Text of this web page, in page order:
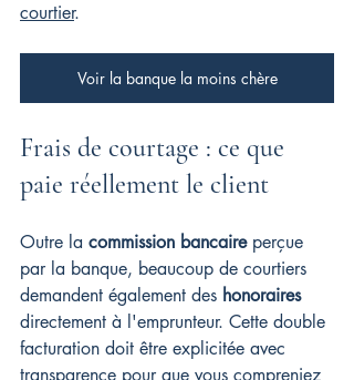
courtier.
Voir la banque la moins chère
Frais de courtage : ce que
paie réellement le client
Outre la commission bancaire perçue
par la banque, beaucoup de courtiers
demandent également des honoraires
directement à l'emprunteur. Cette double
facturation doit être explicitée avec
transparence pour que vous compreniez